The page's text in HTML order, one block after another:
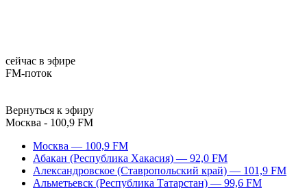
сейчас в эфире
FM-поток
Вернуться к эфиру
Москва - 100,9 FM
Москва — 100,9 FM
Абакан (Республика Хакасия) — 92,0 FM
Александровское (Ставропольский край) — 101,9 FM
Альметьевск (Республика Татарстан) — 99,6 FM